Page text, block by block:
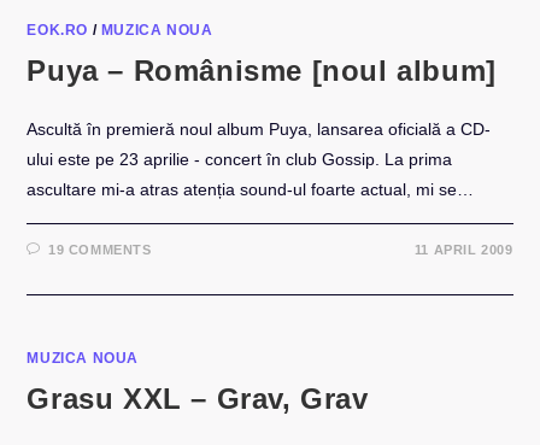
EOK.RO / MUZICA NOUA
Puya – Românisme [noul album]
Ascultă în premieră noul album Puya, lansarea oficială a CD-
ului este pe 23 aprilie - concert în club Gossip. La prima
ascultare mi-a atras atenția sound-ul foarte actual, mi se…
19 COMMENTS 11 APRIL 2009
MUZICA NOUA
Grasu XXL – Grav, Grav